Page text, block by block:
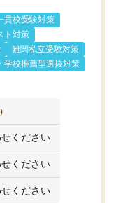
貫校受験対策
ト対策
難関私立受験対策
学校推薦型選抜対策
ください
ください
ください